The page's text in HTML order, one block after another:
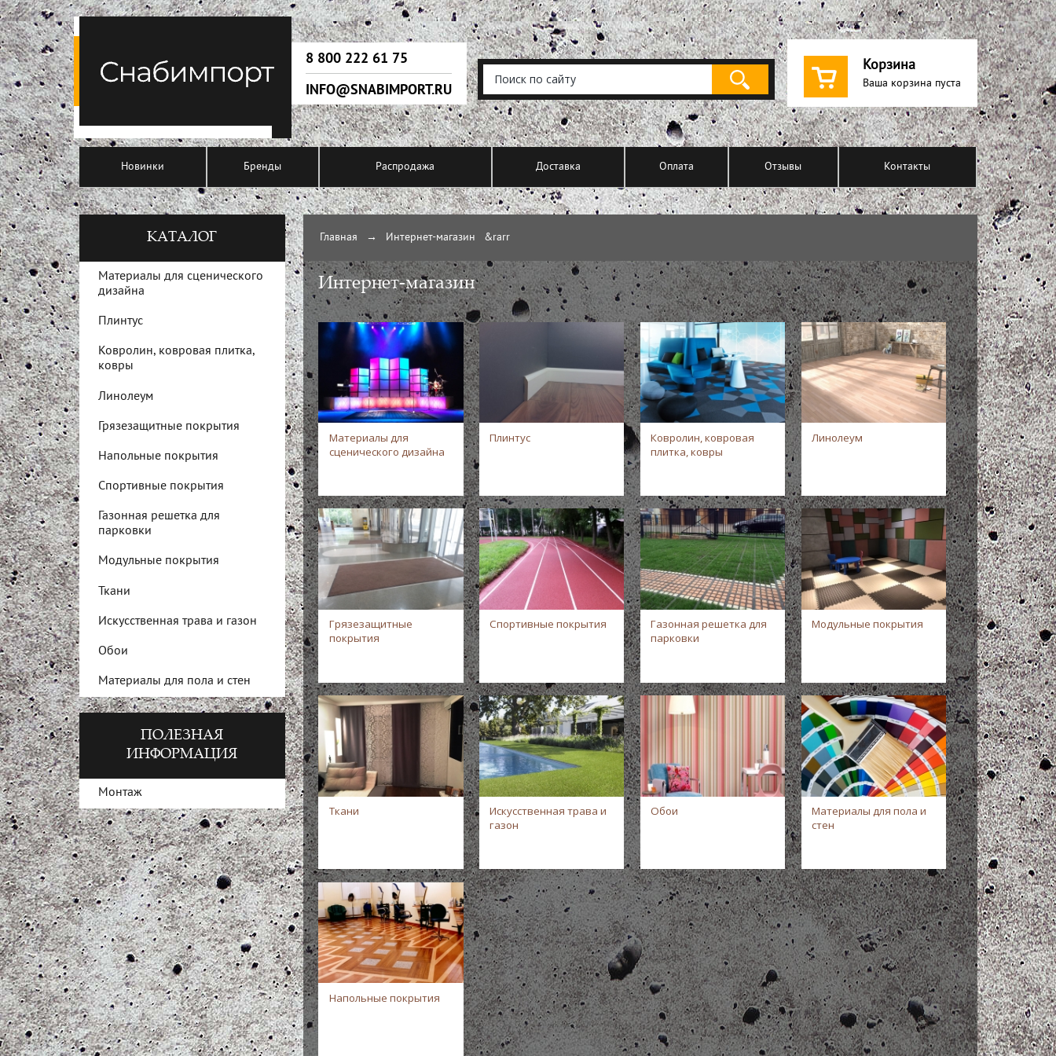
8 800 222 61 75
INFO@SNABIMPORT.RU
Корзина
Ваша корзина пуста
Новинки Бренды Распродажа Доставка Оплата Отзывы Контакты
Главная → Интернет-магазин &rarr
Интернет-магазин
Материалы для
сценического дизайна
Плинтус
Ковролин, ковровая
плитка, ковры
Линолеум
Грязезащитные
покрытия
Спортивные покрытия
Газонная решетка для
парковки
Модульные покрытия
Ткани
Искусственная трава и
газон
Обои
Материалы для пола и
стен
Напольные покрытия
КАТАЛОГ
Материалы для сценического
дизайна
Плинтус
Ковролин, ковровая плитка,
ковры
Линолеум
Грязезащитные покрытия
Напольные покрытия
Спортивные покрытия
Газонная решетка для
парковки
Модульные покрытия
Ткани
Искусственная трава и газон
Обои
Материалы для пола и стен
ПОЛЕЗНАЯ
ИНФОРМАЦИЯ
Монтаж